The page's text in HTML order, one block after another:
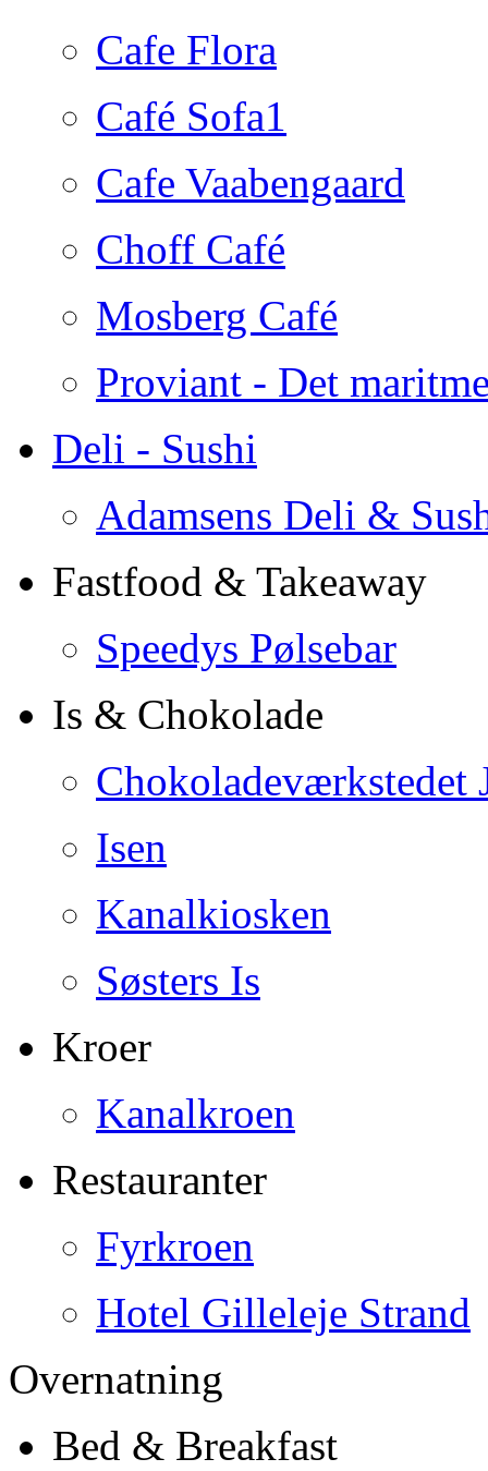
Cafe Flora
Café Sofa1
Cafe Vaabengaard
Choff Café
Mosberg Café
Proviant - Det
Deli - Sushi
Adamsens Deli &
Fastfood & Takeaway
Speedys Pølsebar
Is & Chokolade
Chokoladeværkstedet
Isen
Kanalkiosken
Søsters Is
Kroer
Kanalkroen
Restauranter
Fyrkroen
Hotel Gilleleje Strand
Overnatning
Bed & Breakfast